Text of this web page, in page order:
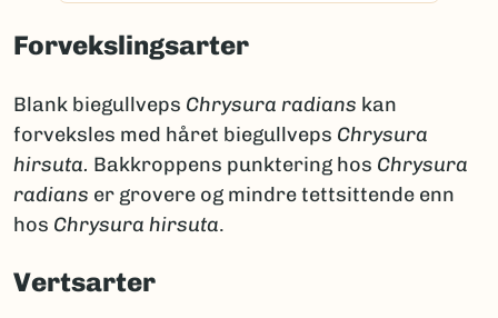
Forvekslingsarter
Blank biegullveps Chrysura radians kan
forveksles med håret biegullveps Chrysura
hirsuta. Bakkroppens punktering hos Chrysura
radians er grovere og mindre tettsittende enn
hos Chrysura hirsuta.
Vertsarter